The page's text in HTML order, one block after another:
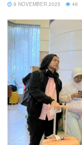
8 NOVEMBER 2025 46